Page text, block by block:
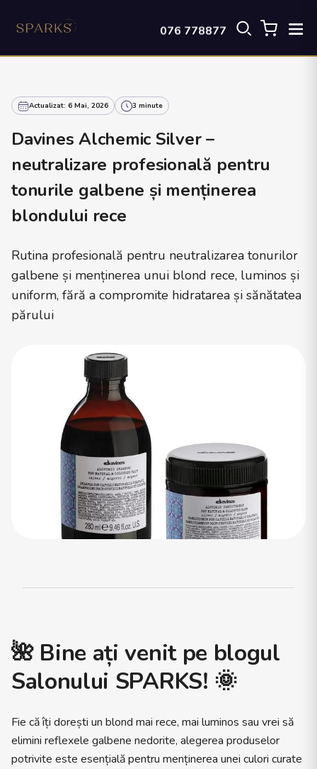
076 778877
Actualizat: 6 Mai, 2026 3 minute
Davines Alchemic Silver –
neutralizare profesională pentru
tonurile galbene și menținerea
blondului rece
Rutina profesională pentru neutralizarea tonurilor
galbene și menținerea unui blond rece, luminos și
uniform, fără a compromite hidratarea și sănătatea
părului
🌺 Bine ați venit pe blogul
Salonului SPARKS! 🌞
Fie că îți dorești un blond mai rece, mai luminos sau vrei să
elimini reflexele galbene nedorite, alegerea produselor
potrivite este esențială pentru menținerea unei culori curate